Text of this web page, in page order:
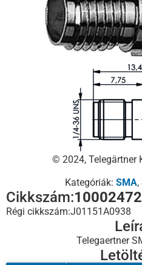
© 2024, Telegärtner
Kategóriák: SMA,
Cikkszám:
Régi cikkszám:J01151A0938
Telegaertner